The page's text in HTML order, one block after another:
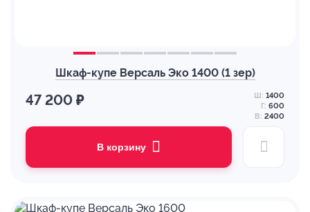
Шкаф-купе Версаль Эко 1400 (1 зер)
47 200 ₽ Ш: 1400
Г: 600
В: 2400
В корзину